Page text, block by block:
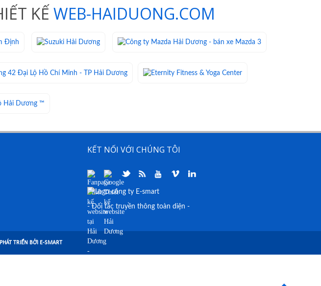
KẾ WEB-HAIDUONG.COM
KẾT NỐI VỚI CHÚNG TÔI
- Đối tác truyền thông toàn diện -
TRIỂN BỞI E-SMART